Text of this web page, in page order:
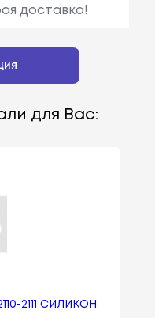
доставка!
для Вас:
2111 СИЛИКОН